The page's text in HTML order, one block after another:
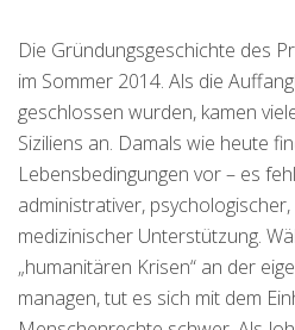
Die Gründungsgeschichte des
im Sommer 2014. Als die
geschlossen wurden, kamen
Siziliens an. Damals wie heute
Lebensbedingungen vor – es
administrativer,
medizinischer Unterstützung.
„humanitären Krisen“ an der
managen, tut es sich mit dem